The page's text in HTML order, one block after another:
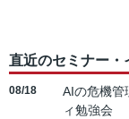
直近のセミナー・
08/18
AIの危機管
ィ勉強会